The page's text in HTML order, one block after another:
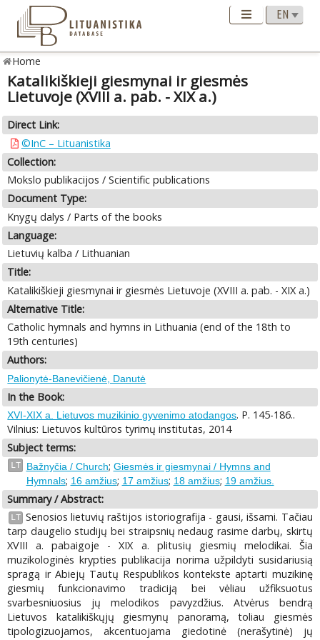
Home
Katalikiškieji giesmynai ir giesmės
Lietuvoje (XVIII a. pab. - XIX a.)
Direct Link:
©InC – Lituanistika
Collection:
Mokslo publikacijos / Scientific publications
Document Type:
Knygų dalys / Parts of the books
Language:
Lietuvių kalba / Lithuanian
Title:
Katalikiškieji giesmynai ir giesmės Lietuvoje (XVIII a. pab. - XIX a.)
Alternative Title:
Catholic hymnals and hymns in Lithuania (end of the 18th to
19th centuries)
Authors:
Palionytė-Banevičienė, Danutė
In the Book:
XVI-XIX a. Lietuvos muzikinio gyvenimo atodangos. P. 145-186..
Vilnius: Lietuvos kultūros tyrimų institutas, 2014
Subject terms:
LT Bažnyčia / Church; Giesmės ir giesmynai / Hymns and
Hymnals; 16 amžius; 17 amžius; 18 amžius; 19 amžius.
Summary / Abstract:
LT Senosios lietuvių raštijos istoriografija - gausi, išsami. Tačiau
tarp daugelio studijų bei straipsnių nedaug rasime darbų, skirtų
XVIII a. pabaigoje - XIX a. plitusių giesmių melodikai. Šia
muzikologinės krypties publikacija norima užpildyti susidariusią
spragą ir Abiejų Tautų Respublikos kontekste aptarti muzikinę
giesmių funkcionavimo tradiciją bei vėliau užfiksuotus
svarbesniuosius jų melodikos pavyzdžius. Atvėrus bendrą
Lietuvos katalikiškųjų giesmynų panoramą, toliau giesmės
tipologizuojamos, akcentuojama giedotinė (nerašytinė) jų